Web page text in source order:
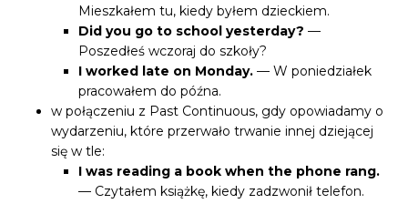
Mieszkałem tu, kiedy byłem dzieckiem.
Did you go to school yesterday? —
Poszedłeś wczoraj do szkoły?
I worked late on Monday. — W poniedziałek
pracowałem do późna.
w połączeniu z Past Continuous, gdy opowiadamy o
wydarzeniu, które przerwało trwanie innej dziejącej
się w tle:
I was reading a book when the phone rang.
— Czytałem książkę, kiedy zadzwonił telefon.